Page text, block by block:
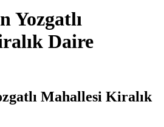
Yozgatlı
Daire
Mahallesi Kiralık